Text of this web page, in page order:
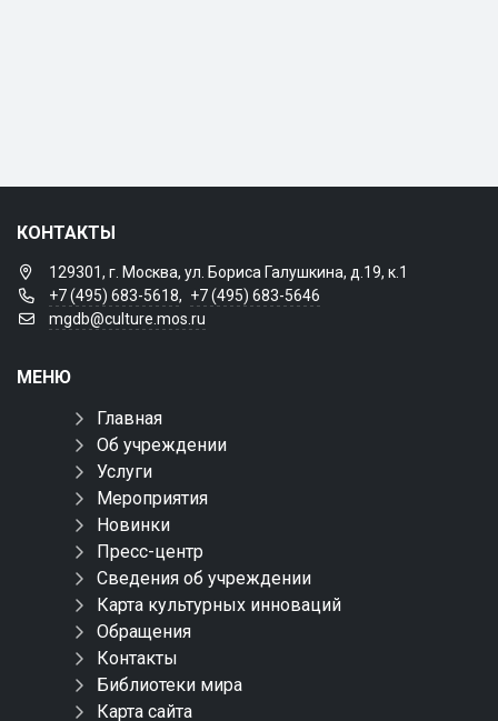
КОНТАКТЫ
129301, г. Москва, ул. Бориса Галушкина, д.19, к.1
+7 (495) 683-5618, +7 (495) 683-5646
mgdb@culture.mos.ru
МЕНЮ
Главная
Об учреждении
Услуги
Мероприятия
Новинки
Пресс-центр
Сведения об учреждении
Карта культурных инноваций
Обращения
Контакты
Библиотеки мира
Карта сайта